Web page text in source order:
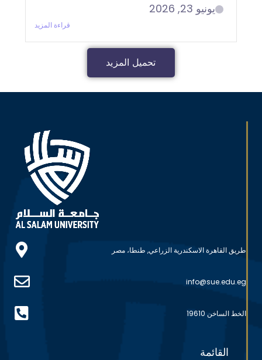
يونيو 23, 2026
قراءة المزيد
تحميل المزيد
طريق القاهرة الاسكندرية الزراعي, طنطا، مصر
info@sue.edu.eg
الخط الساخن 19610
القائمة